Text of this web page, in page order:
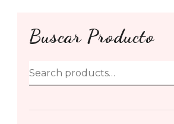
Buscar Producto
Search
for: